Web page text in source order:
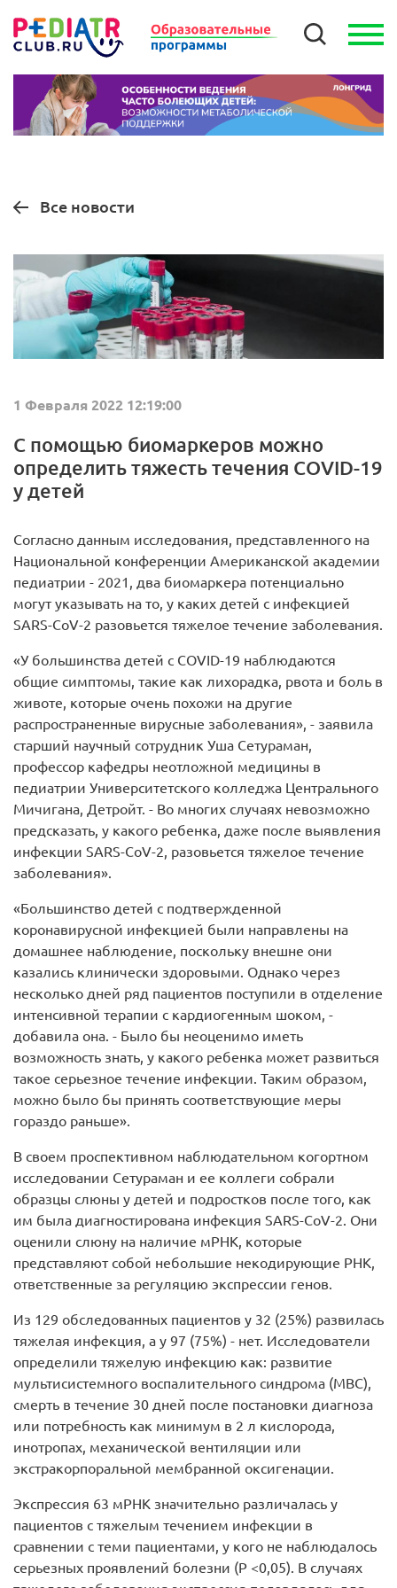
Все новости
1 Февраля 2022 12:19:00
С помощью биомаркеров можно
определить тяжесть течения COVID-19
у детей
Согласно данным исследования, представленного на
Национальной конференции Американской академии
педиатрии - 2021, два биомаркера потенциально
могут указывать на то, у каких детей с инфекцией
SARS-CoV-2 разовьется тяжелое течение заболевания.
«У большинства детей с COVID-19 наблюдаются
общие симптомы, такие как лихорадка, рвота и боль в
животе, которые очень похожи на другие
распространенные вирусные заболевания», - заявила
старший научный сотрудник Уша Сетураман,
профессор кафедры неотложной медицины в
педиатрии Университетского колледжа Центрального
Мичигана, Детройт. - Во многих случаях невозможно
предсказать, у какого ребенка, даже после выявления
инфекции SARS-CoV-2, разовьется тяжелое течение
заболевания».
«Большинство детей с подтвержденной
коронавирусной инфекцией были направлены на
домашнее наблюдение, поскольку внешне они
казались клинически здоровыми. Однако через
несколько дней ряд пациентов поступили в отделение
интенсивной терапии с кардиогенным шоком, -
добавила она. - Было бы неоценимо иметь
возможность знать, у какого ребенка может развиться
такое серьезное течение инфекции. Таким образом,
можно было бы принять соответствующие меры
гораздо раньше».
В своем проспективном наблюдательном когортном
исследовании Сетураман и ее коллеги собрали
образцы слюны у детей и подростков после того, как
им была диагностирована инфекция SARS-CoV-2. Они
оценили слюну на наличие мРНК, которые
представляют собой небольшие некодирующие РНК,
ответственные за регуляцию экспрессии генов.
Из 129 обследованных пациентов у ​​32 (25%) развилась
тяжелая инфекция, а у 97 (75%) - нет. Исследователи
определили тяжелую инфекцию как: развитие
мультисистемного воспалительного синдрома (МВС),
смерть в течение 30 дней после постановки диагноза
или потребность как минимум в 2 л кислорода,
инотропах, механической вентиляции или
экстракорпоральной мембранной оксигенации.
Экспрессия 63 мРНК значительно различалась у
пациентов с тяжелым течением инфекции в
сравнении с теми пациентами, у кого не наблюдалось
серьезных проявлений болезни (P <0,05). В случаях